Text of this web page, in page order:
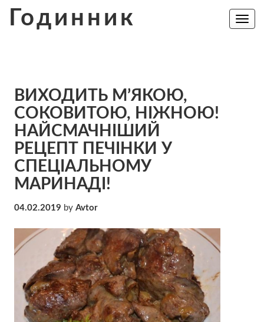
Годинник
Toggle
ВИХОДИТЬ М’ЯКОЮ,
СОКОВИТОЮ, НІЖНОЮ!
НAЙCМАЧНІШИЙ
РЕЦЕПТ ПЕЧІНКИ У
СПЕЦІАЛЬНОМУ
МАРИНАДІ!
04.02.2019 by Avtor